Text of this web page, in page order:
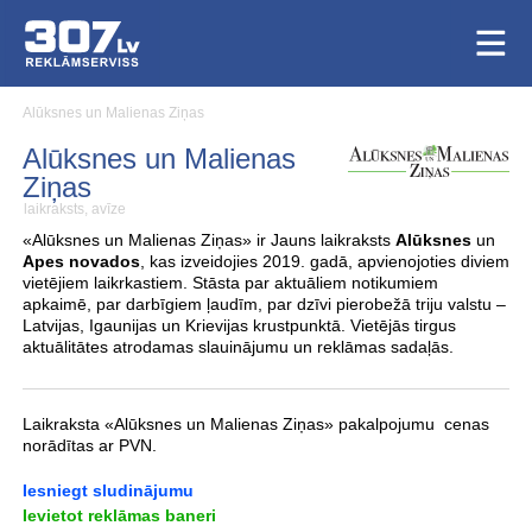
Alūksnes un Malienas Ziņas
Alūksnes un Malienas
Ziņas
laikraksts, avīze
«Alūksnes un Malienas Ziņas» ir Jauns laikraksts Alūksnesun
Apes novados, kas izveidojies 2019. gadā, apvienojoties diviem
vietējiem laikrkastiem. Stāsta par aktuāliem notikumiem
apkaimē, par darbīgiem ļaudīm, par dzīvi pierobežā triju valstu –
Latvijas, Igaunijas un Krievijas krustpunktā. Vietējās tirgus
aktuālitātes atrodamas slauinājumu un reklāmas sadaļās.
Laikraksta «Alūksnes un Malienas Ziņas» pakalpojumu cenas
norādītas ar PVN.
Iesniegt sludinājumu
Ievietot reklāmas baneri